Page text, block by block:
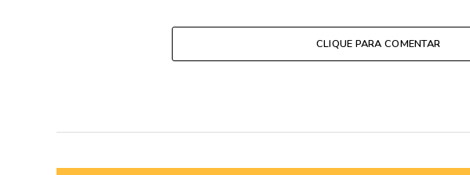
CLIQUE PARA COMENTAR